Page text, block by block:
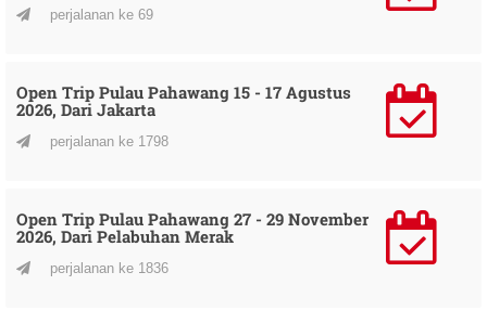
perjalanan ke 69
Open Trip Pulau Pahawang 15 - 17 Agustus
2026, Dari Jakarta
perjalanan ke 1798
Open Trip Pulau Pahawang 27 - 29 November
2026, Dari Pelabuhan Merak
perjalanan ke 1836